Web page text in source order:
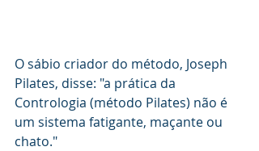
O sábio criador do método, Joseph
Pilates, disse: "a prática da
Contrologia (método Pilates) não é
um sistema fatigante, maçante ou
chato."